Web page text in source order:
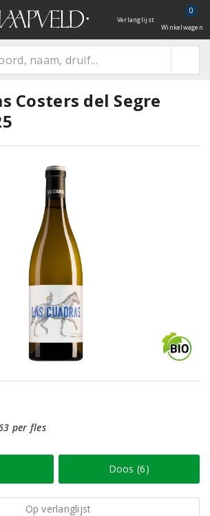
Verlanglijst
0
Winkelwagen
Costers del Segre
per fles
Doos (6)
Op verlanglijst